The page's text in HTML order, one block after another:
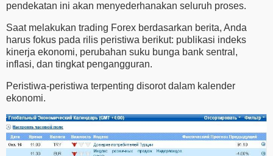
pendekatan ini akan menyederhanakan seluruh proses.
Saat melakukan trading Forex berdasarkan berita, Anda
harus fokus pada rilis peristiwa berikut: publikasi indeks
kinerja ekonomi, perubahan suku bunga bank sentral,
inflasi, dan tingkat pengangguran.
Peristiwa-peristiwa terpenting disorot dalam kalender
ekonomi.